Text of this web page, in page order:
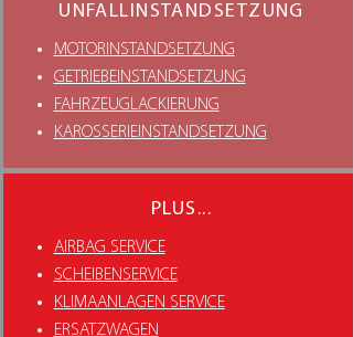
UNFALLINSTANDSETZUNG
MOTORINSTANDSETZUNG
GETRIEBEINSTANDSETZUNG
FAHRZEUGLACKIERUNG
KAROSSERIEINSTANDSETZUNG
PLUS...
AIRBAG SERVICE
SCHEIBENSERVICE
KLIMAANLAGEN SERVICE
ERSATZWAGEN